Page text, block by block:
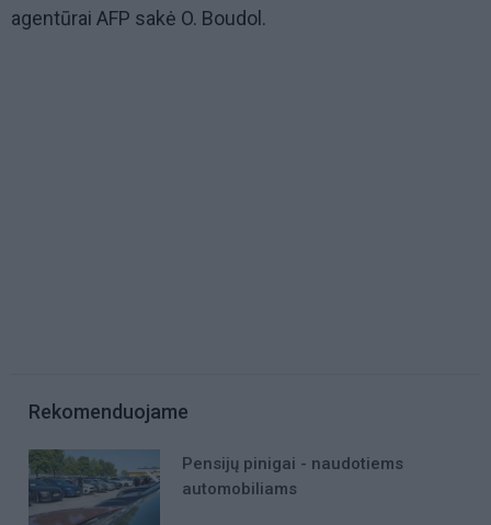
agentūrai AFP sakė O. Boudol.
Rekomenduojame
Pensijų pinigai - naudotiems
automobiliams